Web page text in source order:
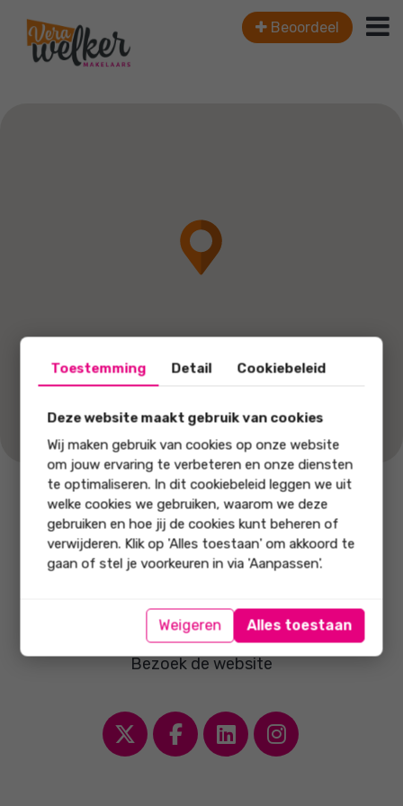
Beoordeel
Bel ons
0537601111
Stuur ons
een email
Lasondersingel 135•7514 BR Enschede
0537601111•info@verawelker.nl
Bezoek de website
Toestemming Detail Cookiebeleid
Deze website maakt gebruik van cookies
Wij maken gebruik van cookies op onze website
om jouw ervaring te verbeteren en onze diensten
te optimaliseren. In dit cookiebeleid leggen we uit
welke cookies we gebruiken, waarom we deze
gebruiken en hoe jij de cookies kunt beheren of
verwijderen. Klik op 'Alles toestaan' om akkoord te
gaan of stel je voorkeuren in via 'Aanpassen'.
Weigeren Alles toestaan